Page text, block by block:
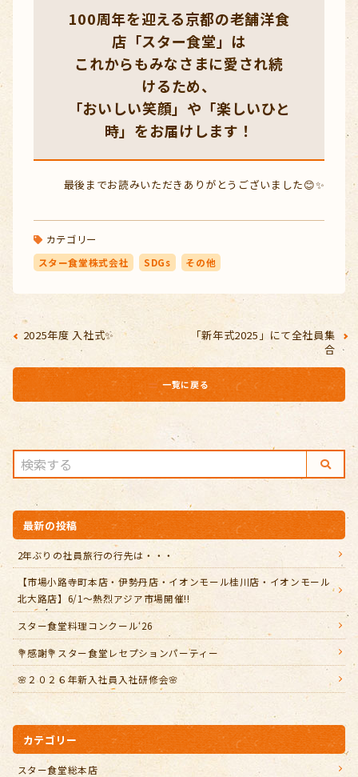
100周年を迎える京都の老舗洋食
店「スター食堂」は
これからもみなさまに愛され続
けるため、
「おいしい笑顔」や「楽しいひと
時」をお届けします！
最後までお読みいただきありがとうございました😊✨
カテゴリー
スター食堂株式会社 SDGs その他
2025年度 入社式✨
「新年式2025」にて全社員集
合
一覧に戻る
最新の投稿
2年ぶりの社員旅行の行先は・・・
【市場小路寺町本店・伊勢丹店・イオンモール桂川店・イオンモール
北大路店】6/1～熱烈アジア市場開催!!
スター食堂料理コンクール‘26
💐感謝💐スター食堂レセプションパーティー
🌸２０２６年新入社員入社研修会🌸
カテゴリー
スター食堂総本店